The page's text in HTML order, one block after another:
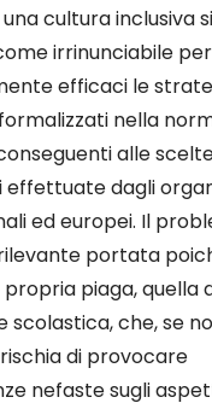
cultura inclusiva si
irrinunciabile
efficaci le
nella
alle
effettuate dagli
ed europei. Il
portata
piaga, quella
scolastica, che, se
di provocare
nefaste sugli